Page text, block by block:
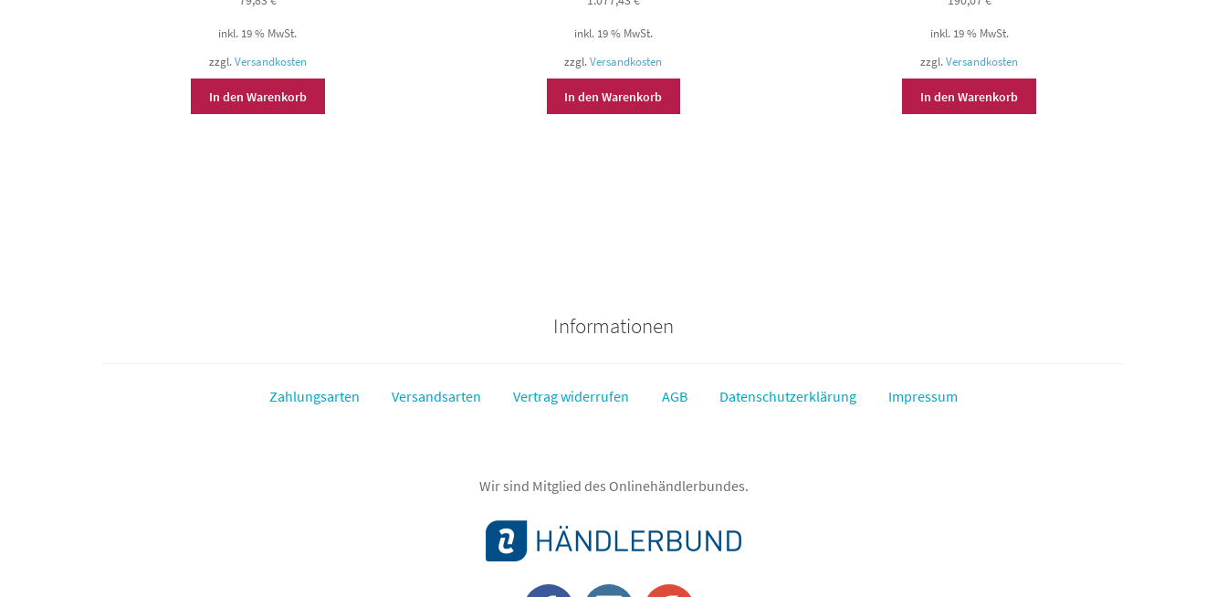
inkl. 19 % MwSt.
zzgl. Versandkosten
In den Warenkorb
inkl. 19 % MwSt.
zzgl.Versandkosten
In den Warenkorb
inkl. 19 % MwSt.
zzgl.Versandkosten
In den Warenkorb
Informationen
Zahlungsarten Versandsarten Vertrag widerrufen AGB Datenschutzerklärung Impressum
Wir sind Mitglied des Onlinehändlerbundes.